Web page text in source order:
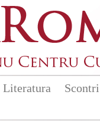
Literatura Scontri